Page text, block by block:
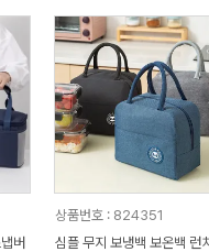
버
상품번호 : 824351
심플 무지 보냉백 보온백 런